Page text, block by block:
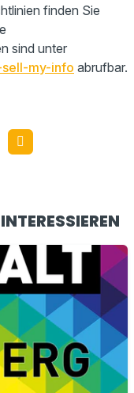
finden Sie
sind unter
my-info abrufbar.